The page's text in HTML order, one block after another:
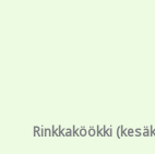
Rinkkaköökki